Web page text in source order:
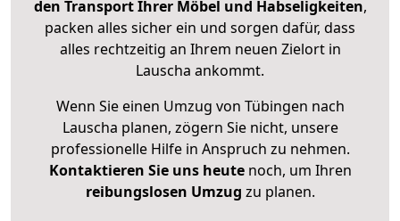
den Transport Ihrer Möbel und Habseligkeiten,
packen alles sicher ein und sorgen dafür, dass
alles rechtzeitig an Ihrem neuen Zielort in
Lauscha ankommt.
Wenn Sie einen Umzug von Tübingen nach
Lauscha planen, zögern Sie nicht, unsere
professionelle Hilfe in Anspruch zu nehmen.
Kontaktieren Sie uns heutenoch, um Ihren
reibungslosen Umzug zu planen.